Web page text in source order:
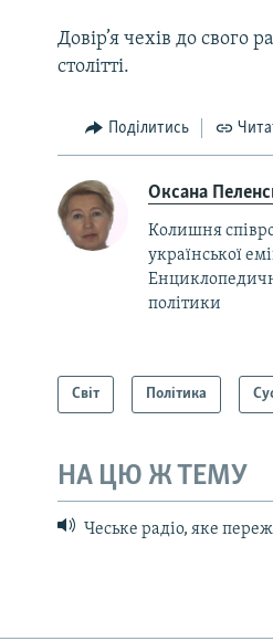
Довір’я чехів до свого
столітті.
Поділитись
Оксана
Колишня
української
політики
Світ Політика
НА ЦЮ Ж ТЕМУ
Чеське радіо, яке